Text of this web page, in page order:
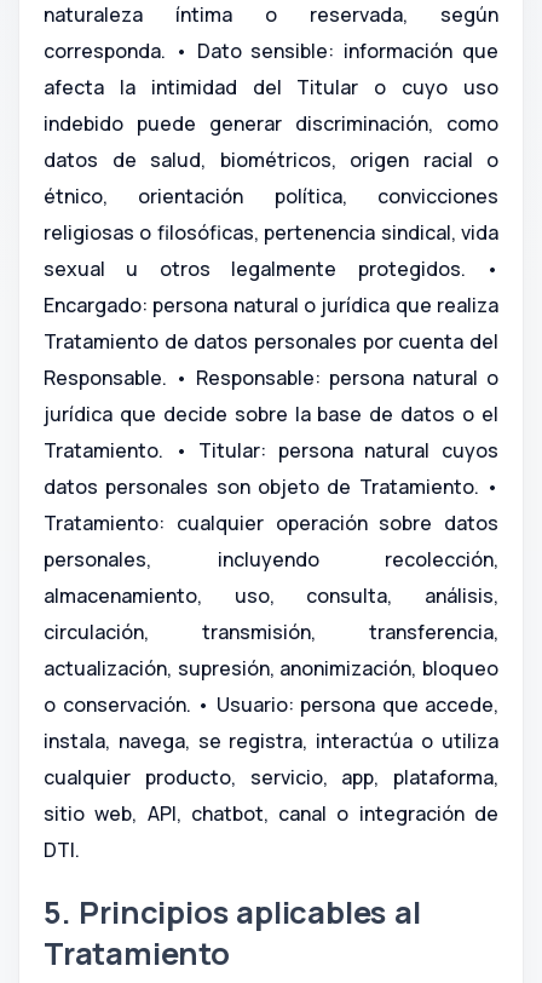
naturaleza íntima o reservada, según
corresponda. • Dato sensible: información que
afecta la intimidad del Titular o cuyo uso
indebido puede generar discriminación, como
datos de salud, biométricos, origen racial o
étnico, orientación política, convicciones
religiosas o filosóficas, pertenencia sindical, vida
sexual u otros legalmente protegidos. •
Encargado: persona natural o jurídica que realiza
Tratamiento de datos personales por cuenta del
Responsable. • Responsable: persona natural o
jurídica que decide sobre la base de datos o el
Tratamiento. • Titular: persona natural cuyos
datos personales son objeto de Tratamiento. •
Tratamiento: cualquier operación sobre datos
personales, incluyendo recolección,
almacenamiento, uso, consulta, análisis,
circulación, transmisión, transferencia,
actualización, supresión, anonimización, bloqueo
o conservación. • Usuario: persona que accede,
instala, navega, se registra, interactúa o utiliza
cualquier producto, servicio, app, plataforma,
sitio web, API, chatbot, canal o integración de
DTI.
5. Principios aplicables al
Tratamiento